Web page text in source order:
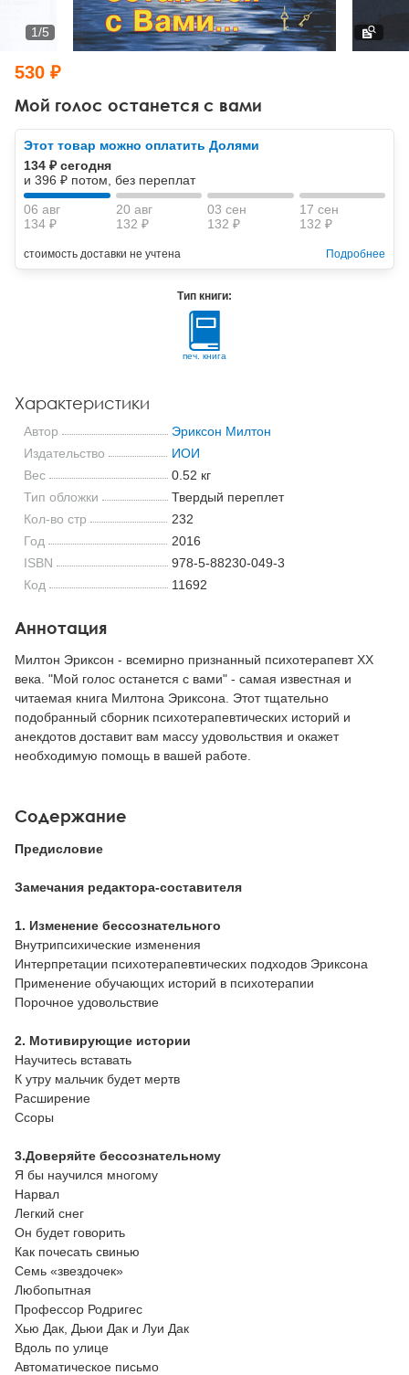
Тревожные расстройства, панические атаки
Психодрама
Другие направления психотерапии
Классический, эриксоновский гипноз и НЛП
НЛП
Психология труда и эргономика
Социальная психология
Социальная и организационная психология
Классический и юнгианский психоанализ
Мой голос останется с вами
1/5
530 ₽
Этот товар можно оплатить Долями
134 ₽ сегодня
и 396 ₽ потом, без переплат
06 авг
134 ₽
20 авг
132 ₽
03 сен
132 ₽
17 сен
132 ₽
стоимость доставки не учтена Подробнее
Тип книги:
печ. книга
Характеристики
Автор
Эриксон Милтон
Издательство
ИОИ
Вес
0.52 кг
Тип обложки
Твердый переплет
Кол-во стр
232
Год
2016
ISBN
978-5-88230-049-3
Код
11692
Аннотация
Милтон Эриксон - всемирно признанный психотерапевт XX
века. "Мой голос останется с вами" - самая известная и
читаемая книга Милтона Эриксона. Этот тщательно
подобранный сборник психотерапевтических историй и
анекдотов доставит вам массу удовольствия и окажет
необходимую помощь в вашей работе.
Содержание
Предисловие
Замечания редактора-составителя
1. Изменение бессознательного
Внутрипсихические изменения
Интерпретации психотерапевтических подходов Эриксона
Применение обучающих историй в психотерапии
Порочное удовольствие
2. Мотивирующие истории
Научитесь вставать
К утру мальчик будет мертв
Расширение
Ссоры
3.Доверяйте бессознательному
Я бы научился многому
Нарвал
Легкий снег
Он будет говорить
Как почесать свинью
Семь «звездочек»
Любопытная
Профессор Родригес
Хью Дак, Дьюи Дак и Луи Дак
Вдоль по улице
Автоматическое письмо